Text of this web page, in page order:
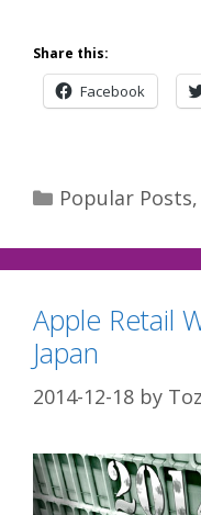
Share this:
Facebook
Categories
Popular Posts,
Apple Retail
Japan
2014-12-18 by